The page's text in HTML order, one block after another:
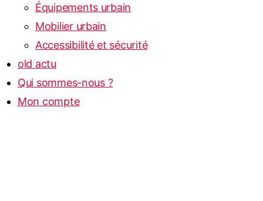
Équipements urbain
Mobilier urbain
Accessibilité et sécurité
old actu
Qui sommes-nous ?
Mon compte